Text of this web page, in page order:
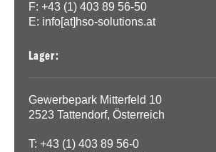
F: +43 (1) 403 89 56-50
E: info[at]hso-solutions.at
Lager:
Gewerbepark Mitterfeld 10
2523 Tattendorf, Österreich
T: +43 (1) 403 89 56-0